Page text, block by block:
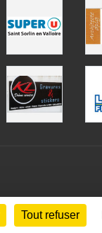
Tout refuser